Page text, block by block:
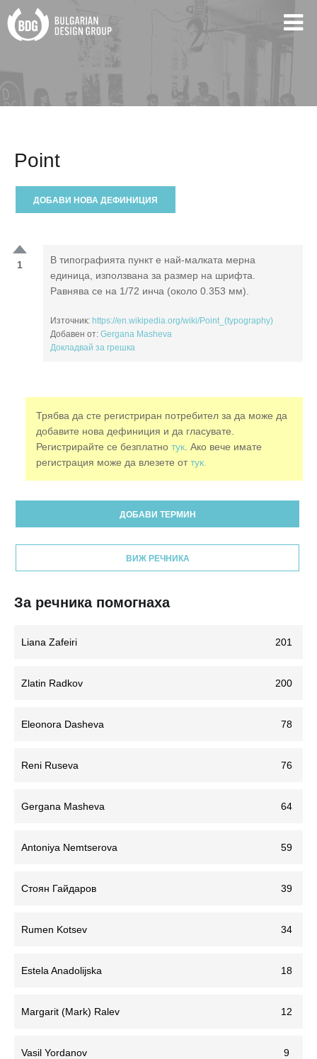
Point
ДОБАВИ НОВА ДЕФИНИЦИЯ
1
В типографията пункт е най-малката мерна
единица, използвана за размер на шрифта.
Равнява се на 1/72 инча (около 0.353 мм).
Източник: https://en.wikipedia.org/wiki/Point_(typography)
Добавен от: Gergana Masheva
Докладвай за грешка
Трябва да сте регистриран потребител за да може да
добавите нова дефиниция и да гласувате.
Регистрирайте се безплатнотук . Ако вече имате
регистрация може да влезете оттук.
ДОБАВИ ТЕРМИН
ВИЖ РЕЧНИКА
За речника помогнаха
Liana Zafeiri 201
Zlatin Radkov 200
Eleonora Dasheva 78
Reni Ruseva 76
Gergana Masheva 64
Antoniya Nemtserova 59
Стоян Гайдаров 39
Rumen Kotsev 34
Estela Anadolijska 18
Margarit (Mark) Ralev 12
Vasil Yordanov 9